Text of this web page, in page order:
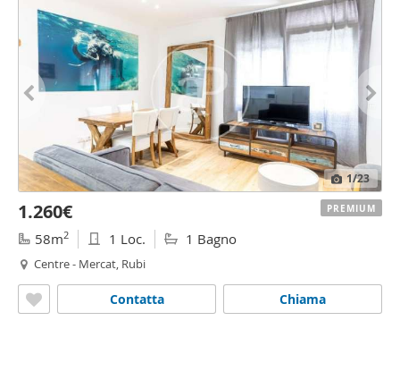
1/23
1.260€
58m2 1 Loc. 1 Bagno
Centre - Mercat, Rubi
Chiama
Contatta
PREMIUM